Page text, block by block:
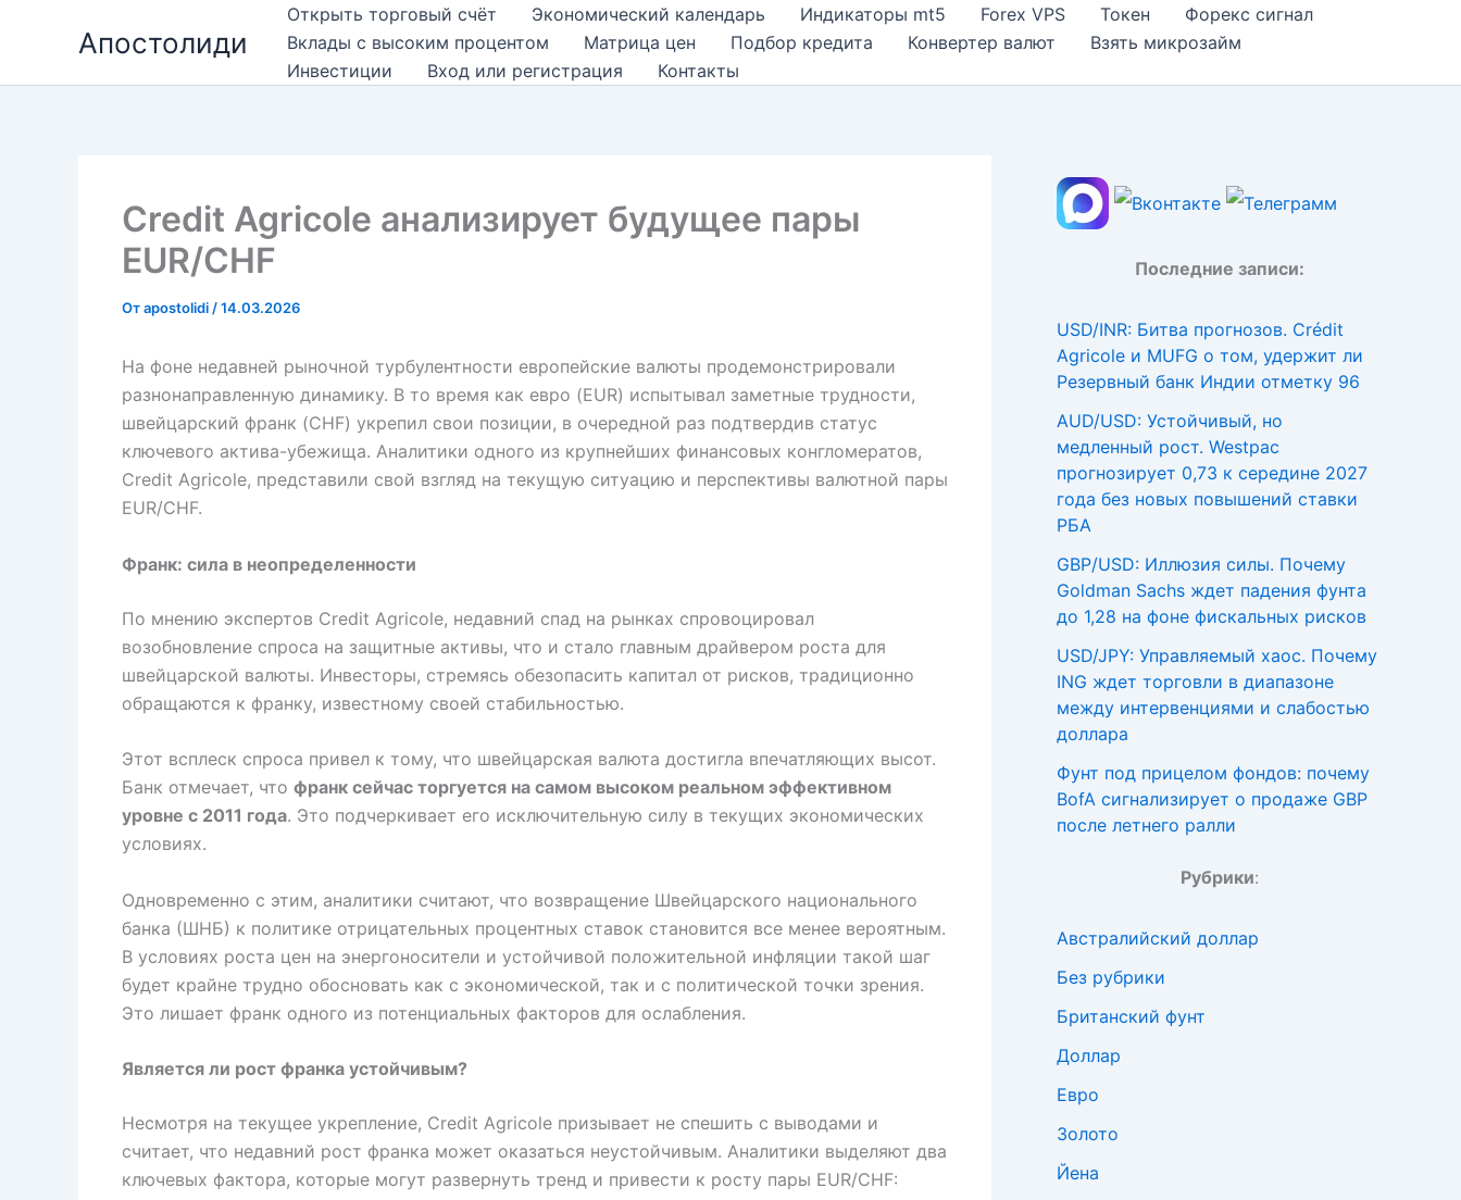
Апостолиди
Открыть торговый счёт Экономический календарь Индикаторы mt5 Forex VPS Токен
Форекс сигнал
Вклады с высоким процентом
Матрица цен Подбор кредита Конвертер валют
Взять микрозайм
Инвестиции
Вход или регистрация Контакты
Credit Agricole анализирует будущее пары
EUR/CHF
Отapostolidi /14.03.2026
На фоне недавней рыночной турбулентности европейские валюты продемонстрировали
разнонаправленную динамику. В то время как евро (EUR) испытывал заметные трудности,
швейцарский франк (CHF) укрепил свои позиции, в очередной раз подтвердив статус
ключевого актива-убежища. Аналитики одного из крупнейших финансовых конгломератов,
Credit Agricole, представили свой взгляд на текущую ситуацию и перспективы валютной пары
EUR/CHF.
Франк: сила в неопределенности
По мнению экспертов Credit Agricole, недавний спад на рынках спровоцировал
возобновление спроса на защитные активы, что и стало главным драйвером роста для
швейцарской валюты. Инвесторы, стремясь обезопасить капитал от рисков, традиционно
обращаются к франку, известному своей стабильностью.
Этот всплеск спроса привел к тому, что швейцарская валюта достигла впечатляющих высот.
Банк отмечает, что франк сейчас торгуется на самом высоком реальном эффективном
уровне с 2011 года. Это подчеркивает его исключительную силу в текущих экономических
условиях.
Одновременно с этим, аналитики считают, что возвращение Швейцарского национального
банка (ШНБ) к политике отрицательных процентных ставок становится все менее вероятным.
В условиях роста цен на энергоносители и устойчивой положительной инфляции такой шаг
будет крайне трудно обосновать как с экономической, так и с политической точки зрения.
Это лишает франк одного из потенциальных факторов для ослабления.
Является ли рост франка устойчивым?
Несмотря на текущее укрепление, Credit Agricole призывает не спешить с выводами и
считает, что недавний рост франка может оказаться неустойчивым. Аналитики выделяют два
ключевых фактора, которые могут развернуть тренд и привести к росту пары EUR/CHF:
Последние записи:
USD/INR: Битва прогнозов. Crédit
Agricole и MUFG о том, удержит ли
Резервный банк Индии отметку 96
AUD/USD: Устойчивый, но
медленный рост. Westpac
прогнозирует 0,73 к середине 2027
года без новых повышений ставки
РБА
GBP/USD: Иллюзия силы. Почему
Goldman Sachs ждет падения фунта
до 1,28 на фоне фискальных рисков
USD/JPY: Управляемый хаос. Почему
ING ждет торговли в диапазоне
между интервенциями и слабостью
доллара
Фунт под прицелом фондов: почему
BofA сигнализирует о продаже GBP
после летнего ралли
Рубрики:
Австралийский доллар
Без рубрики
Британский фунт
Доллар
Евро
Золото
Йена